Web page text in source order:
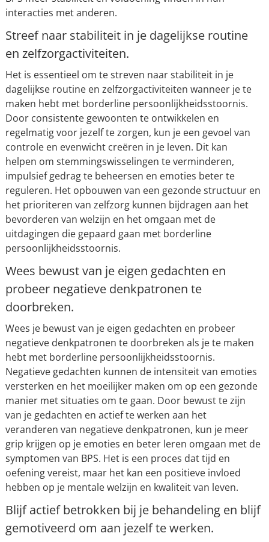
interacties met anderen.
Streef naar stabiliteit in je dagelijkse routine
en zelfzorgactiviteiten.
Het is essentieel om te streven naar stabiliteit in je
dagelijkse routine en zelfzorgactiviteiten wanneer je te
maken hebt met borderline persoonlijkheidsstoornis.
Door consistente gewoonten te ontwikkelen en
regelmatig voor jezelf te zorgen, kun je een gevoel van
controle en evenwicht creëren in je leven. Dit kan
helpen om stemmingswisselingen te verminderen,
impulsief gedrag te beheersen en emoties beter te
reguleren. Het opbouwen van een gezonde structuur en
het prioriteren van zelfzorg kunnen bijdragen aan het
bevorderen van welzijn en het omgaan met de
uitdagingen die gepaard gaan met borderline
persoonlijkheidsstoornis.
Wees bewust van je eigen gedachten en
probeer negatieve denkpatronen te
doorbreken.
Wees je bewust van je eigen gedachten en probeer
negatieve denkpatronen te doorbreken als je te maken
hebt met borderline persoonlijkheidsstoornis.
Negatieve gedachten kunnen de intensiteit van emoties
versterken en het moeilijker maken om op een gezonde
manier met situaties om te gaan. Door bewust te zijn
van je gedachten en actief te werken aan het
veranderen van negatieve denkpatronen, kun je meer
grip krijgen op je emoties en beter leren omgaan met de
symptomen van BPS. Het is een proces dat tijd en
oefening vereist, maar het kan een positieve invloed
hebben op je mentale welzijn en kwaliteit van leven.
Blijf actief betrokken bij je behandeling en blijf
gemotiveerd om aan jezelf te werken.